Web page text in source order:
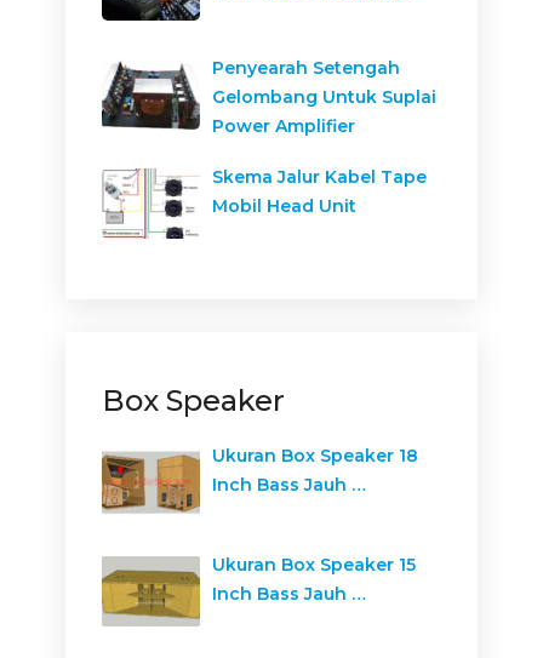
Penyearah Setengah
Gelombang Untuk Suplai
Power Amplifier
Skema Jalur Kabel Tape
Mobil Head Unit
Box Speaker
Ukuran Box Speaker 18
Inch Bass Jauh …
Ukuran Box Speaker 15
Inch Bass Jauh …